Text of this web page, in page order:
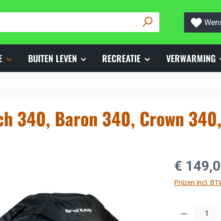
BUITEN LEVEN RECREATIE VERWARMING
340, Baron 340, Crown
Normale
€
Prijzen incl.